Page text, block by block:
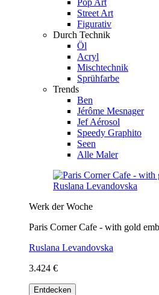
Street Art
Figurativ
Durch Technik
Öl
Acryl
Mischtechnik
Sprühfarbe
Trends
Ben
Jérôme Mesnager
Jef Aérosol
Speedy Graphito
Seen
Alle Maler
Werk der Woche
Paris Corner Cafe - with gold
Ruslana Levandovska
3.424 €
Entdecken